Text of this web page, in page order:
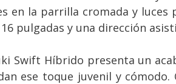
en la parrilla cromada y
pulgadas y una dirección
Swift Híbrido presenta un
ese toque juvenil y